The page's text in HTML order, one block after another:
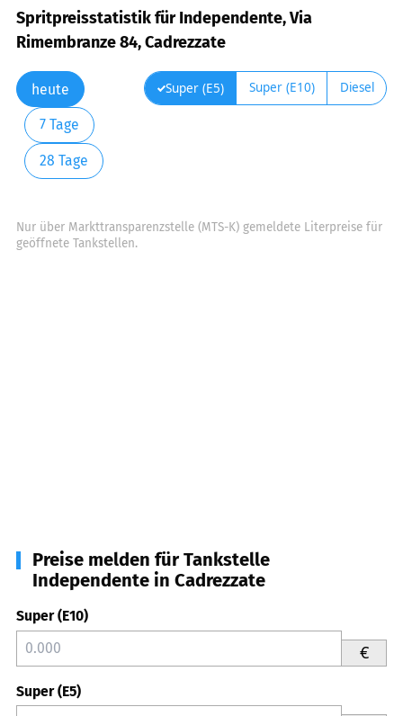
Spritpreisstatistik für Independente, Via
Rimembranze 84, Cadrezzate
heute
7 Tage
28 Tage
Super (E5) Super (E10) Diesel
Nur über Markttransparenzstelle (MTS-K) gemeldete Literpreise für
geöffnete Tankstellen.
Preise melden für Tankstelle
Independente in Cadrezzate
Super (E10)
€
Super (E5)